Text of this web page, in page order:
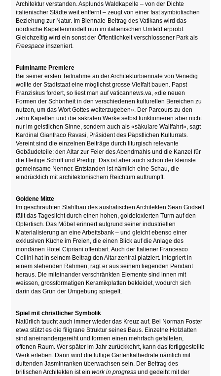
Architektur verstanden. Asplunds Waldkapelle – von der Dichte
italienischer Städte weit entfernt – zeugt von einer fast symbiotischen
Beziehung zur Natur. Im Biennale-Beitrag des Vatikans wird das
nordische Kapellenmodell nun im italienischen Umfeld erprobt.
Gleichzeitig wird ein sonst der Öffentlichkeit verschlossener Park als
Freespaceinszeniert.
Fulminante Premiere
Bei seiner ersten Teilnahme an der Architekturbiennale von Venedig
wollte der Stadtstaat eine möglichst grosse Vielfalt bauen. Papst
Franziskus fordert, so liest man auf vaticannews.va, «die neuen
Formen der Schönheit in den verschiedenen kulturellen Bereichen zu
nutzen, um das Wort Gottes weiterzugeben». Der Parcours zu den
zehn Kapellen und die sakralen Werke selbst funktionieren aber nicht
nur im geistlichen Sinne, sondern auch als «säkulare Wallfahrt», sagt
Kardinal Gianfraco Ravasi, Präsident des Päpstlichen Kulturrats.
Vereint sind die einzelnen Beiträge durch liturgisch relevante
Gebäudeteile: den Altar zur Feier des Abendmahls und die Kanzel für
die Heilige Schrift und Predigt. Das ist aber auch schon der kleinste
gemeinsame Nenner. Entstanden ist nämlich eine Schau, die
eindrücklich mit architektonischem Reichtum auftrumpft.
Goldene Mitte
Im geschraubten Stahlbau des australischen Architekten Sean Godsell
fällt das Tageslicht durch einen hohen, goldeloxierten Turm auf den
Opfertisch. Das Möbel erinnert aufgrund seiner industriellen
Materialisierung an eine Arbeitsbank – und gleicht ebenso einer
exklusiven Küche im Freien, die einen Blick auf die Anlage des
mondänen Hotel Cipriani offenbart. Auch der Italiener Francesco
Cellini hat in seinem Beitrag den Altar zentral platziert. Integriert in
einem stehenden Rahmen, ragt er aus seinem liegenden Pendant
heraus. Die miteinander verschränkten Elemente sind innen mit
weissen, grossformatigen Keramikplatten bekleidet, wodurch sich
darin das Grün der Umgebung spiegelt.
Spiel mit christlicher Symbolik
Natürlich taucht auch immer wieder das Kreuz auf. Bei Norman Foster
etwa stützt es die filigrane Struktur seines Baus. Einzelne Holzlatten
sind aneinandergereiht und formen einen mehrfach gefalteten,
offenen Raum. Wer später im Jahr zurückkehrt, kann das fertiggestellte
Werk erleben: Dann wird die luftige Gartenkathedrale nämlich mit
duftenden Jasminranken überwachsen sein. Der Beitrag des
britischen Architekten ist einwork in progressund gedeiht mit der